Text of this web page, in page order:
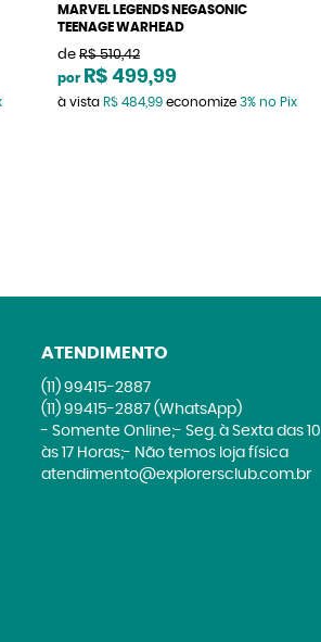
MARVEL LEGENDS NEGASONIC
TEENAGE WARHEAD
de R$ 510,42
por R$ 499,99
à vista R$ 484,99 economize 3% no Pix
ATENDIMENTO
(11) 99415-2887
(11) 99415-2887 (WhatsApp)
- Somente Online;- Seg. à Sexta das 10
às 17 Horas;- Não temos loja física
atendimento@explorersclub.com.br